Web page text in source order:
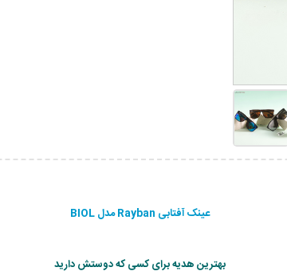
عینک آفتابی Rayban مدل BIOL
بهترین هدیه برای کسی که دوستش دارید